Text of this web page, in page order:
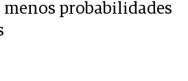
probabilidades